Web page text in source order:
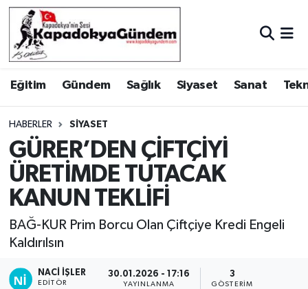
Eğitim Gündem Sağlık Siyaset Sanat
HABERLER SIYASET
GÜRER’DEN ÇİFTÇİYİ
ÜRETİMDE TUTACAK
KANUN TEKLİFİ
BAĞ-KUR Prim Borcu Olan Çiftçiye Kredi Engeli
Kaldırılsın
NACI İŞLER
EDITÖR
30.01.2026 - 17:16
YAYINLANMA
3
GÖSTERIM
Hava Durumu
Trafik Durumu
Süper Lig Puan Durumu ve Fikstür
Tüm Manşetler
Son Dakika Haberleri
Haber Arşivi